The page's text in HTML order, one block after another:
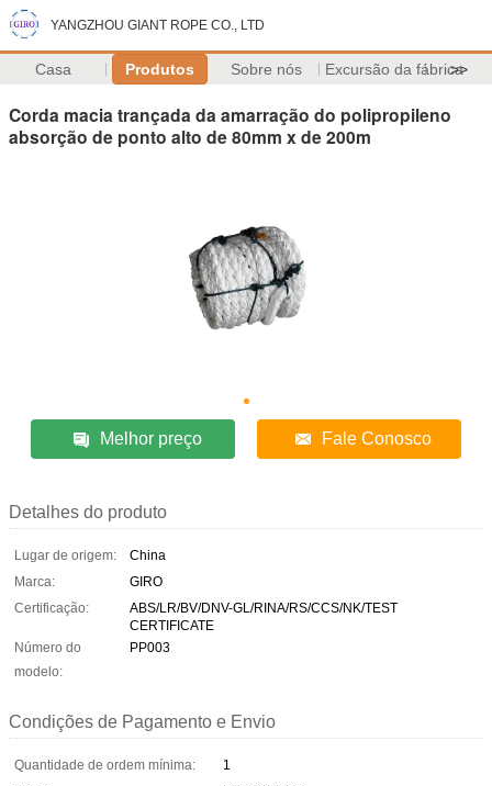
YANGZHOU GIANT ROPE CO., LTD
Casa Produtos Sobre nós Excursão da fábrica
>>
Corda macia trançada da amarração do polipropileno
absorção de ponto alto de 80mm x de 200m
Melhor preço Fale Conosco
Detalhes do produto
Lugar de origem:
China
Marca:
GIRO
Certificação:
ABS/LR/BV/DNV-GL/RINA/RS/CCS/NK/TEST
CERTIFICATE
Número do
modelo:
PP003
Condições de Pagamento e Envio
Quantidade de ordem mínima:
1